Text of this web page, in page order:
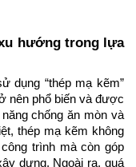
hướng trong lựa
dụng “thép mạ kẽm”
nên phổ biến và được
chống ăn mòn và
thép mạ kẽm không
trình mà còn góp
dựng. Ngoài ra, quá